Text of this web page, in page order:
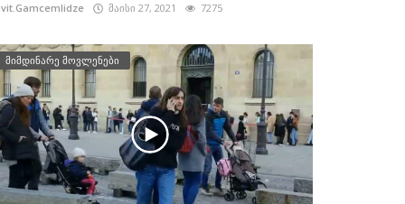
მაისი 27, 2021 7275
მიმდინარე მოვლენები